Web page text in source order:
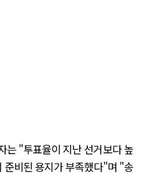
는 "투표율이 지난 선거보다 높
준비된 용지가 부족했다"며 "송